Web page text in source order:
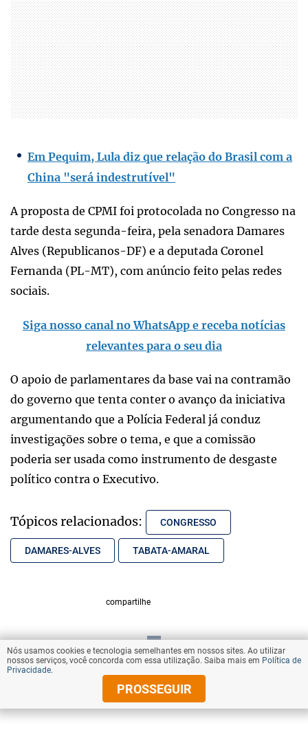
Em Pequim, Lula diz que relação do Brasil com a
China "será indestrutível"
A proposta de CPMI foi protocolada no Congresso na
tarde desta segunda-feira, pela senadora Damares
Alves (Republicanos-DF) e a deputada Coronel
Fernanda (PL-MT), com anúncio feito pelas redes
sociais.
Siga nosso canal no WhatsApp e receba notícias
relevantes para o seu dia
O apoio de parlamentares da base vai na contramão
do governo que tenta conter o avanço da iniciativa
argumentando que a Polícia Federal já conduz
investigações sobre o tema, e que a comissão
poderia ser usada como instrumento de desgaste
político contra o Executivo.
Tópicos relacionados: CONGRESSO
DAMARES-ALVES TABATA-AMARAL
compartilhe
VOLTAR AO TOPO
© Copyright 2025 Diários Associados
Nós usamos cookies e tecnologia semelhantes em nossos sites. Ao utilizar
nossos serviços, você concorda com essa utilização. Saiba mais em Política de
Privacidade.
PROSSEGUIR